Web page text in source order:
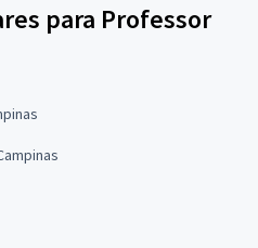
para Professor